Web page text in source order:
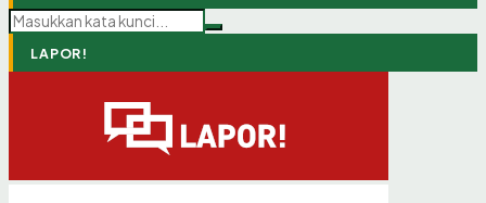
LAPOR!